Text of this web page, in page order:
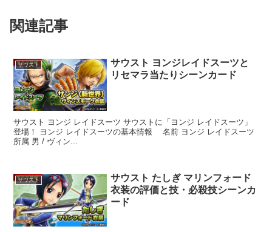
関連記事
サウスト
サウスト ヨンジレイドスーツと
リセマラ当たりシーンカード
サウスト ヨンジ レイドスーツ サウストに「ヨンジ レイドスーツ」
登場！ ヨンジ レイドスーツの基本情報 名前 ヨンジ レイドスーツ
所属 男 / ヴィン...
サウスト
サウスト たしぎ マリンフォード
衣装の評価と技・必殺技シーンカ
ード